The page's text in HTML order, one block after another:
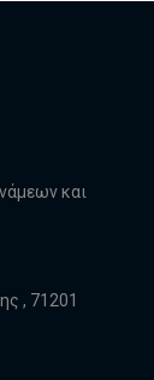
και
, 71201